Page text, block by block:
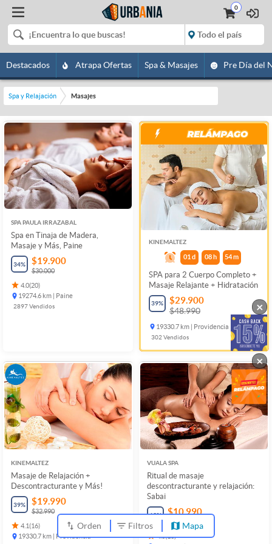
0
Destacados Atrapa Ofertas Spa & Masajes Pre Día del
Spa y Relajación Masajes
SPA PAULA IRRAZABAL
Spa en Tinaja de Madera,
Masaje y Más, Paine
34% $19.900
$30.000
4.0(20)
19274.6 km | Paine
2897Vendidos
KINEMALTEZ
01 d 08 h 54m
SPA para 2 Cuerpo Completo +
Masaje Relajante + Hidratación
39% $29.900
$48.990
19330.7 km | Providencia
302 Vendidos
KINEMALTEZ
Masaje de Relajación +
Descontracturante y Más!
39% $19.990
$32.990
4.1(16)
19330.7 km | Providencia
VUALA SPA
Ritual de masaje
descontracturante y relajación:
Sabai
69% $10.990
$35.000
4.3(16)
Orden Filtros Mapa
×
×